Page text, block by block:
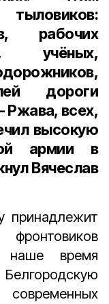
рабочих
учёных,
дороги
Ржава, всех,
высокую
армии в
Вячеслав
принадлежит
время